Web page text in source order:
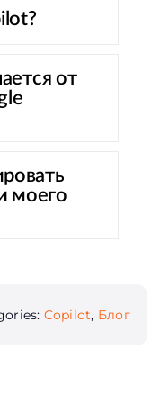
от
моего
Copilot, Блог